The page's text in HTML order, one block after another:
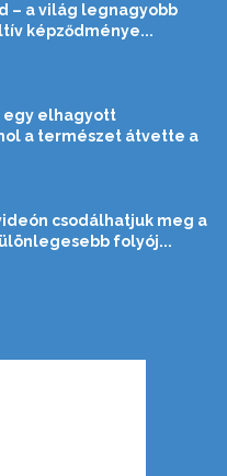
– a világ legnagyobb
képződménye...
egy elhagyott
a természet átvette a
csodálhatjuk meg a
folyój...